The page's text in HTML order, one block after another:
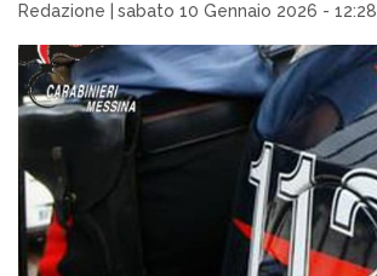
Redazione sabato 10 Gennaio 2026 - 12:28